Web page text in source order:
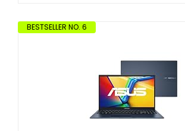
BESTSELLER NO. 6